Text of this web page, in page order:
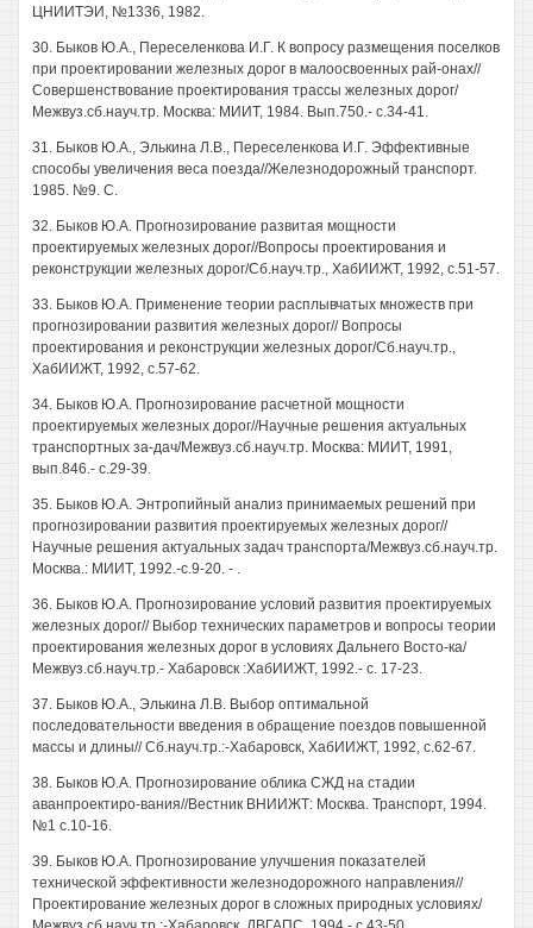
ЦНИИТЭИ, №1336, 1982.
30. Быков Ю.А., Переселенкова И.Г. К вопросу размещения поселков
при проектировании железных дорог в малоосвоенных рай-онах//
Совершенствование проектирования трассы железных дорог/
Межвуз.сб.науч.тр. Москва: МИИТ, 1984. Вып.750.- с.34-41.
31. Быков Ю.А., Элькина Л.В., Переселенкова И.Г. Эффективные
способы увеличения веса поезда//Железнодорожный транспорт.
1985. №9. С.
32. Быков Ю.А. Прогнозирование развитая мощности
проектируемых железных дорог//Вопросы проектирования и
реконструкции железных дорог/Сб.науч.тр., ХабИИЖТ, 1992, с.51-57.
33. Быков Ю.А. Применение теории расплывчатых множеств при
прогнозировании развития железных дорог// Вопросы
проектирования и реконструкции железных дорог/Сб.науч.тр.,
ХабИИЖТ, 1992, с.57-62.
34. Быков Ю.А. Прогнозирование расчетной мощности
проектируемых железных дорог//Научные решения актуальных
транспортных за-дач/Межвуз.сб.науч.тр. Москва: МИИТ, 1991,
вып.846.- с.29-39.
35. Быков Ю.А. Энтропийный анализ принимаемых решений при
прогнозировании развития проектируемых железных дорог//
Научные решения актуальных задач транспорта/Межвуз.сб.науч.тр.
Москва.: МИИТ, 1992.-c.9-20. - .
36. Быков Ю.А. Прогнозирование условий развития проектируемых
железных дорог// Выбор технических параметров и вопросы теории
проектирования железных дорог в условиях Дальнего Восто-ка/
Межвуз.сб.науч.тр.- Хабаровск :ХабИИЖТ, 1992.- с. 17-23.
37. Быков Ю.А., Элькина Л.В. Выбор оптимальной
последовательности введения в обращение поездов повышенной
массы и длины// Сб.науч.тр.:-Хабаровск, ХабИИЖТ, 1992, с.62-67.
38. Быков Ю.А. Прогнозирование облика СЖД на стадии
аванпроектиро-вания//Вестник ВНИИЖТ: Москва. Транспорт, 1994.
№1 с.10-16.
39. Быков Ю.А. Прогнозирование улучшения показателей
технической эффективности железнодорожного направления//
Проектирование железных дорог в сложных природных условиях/